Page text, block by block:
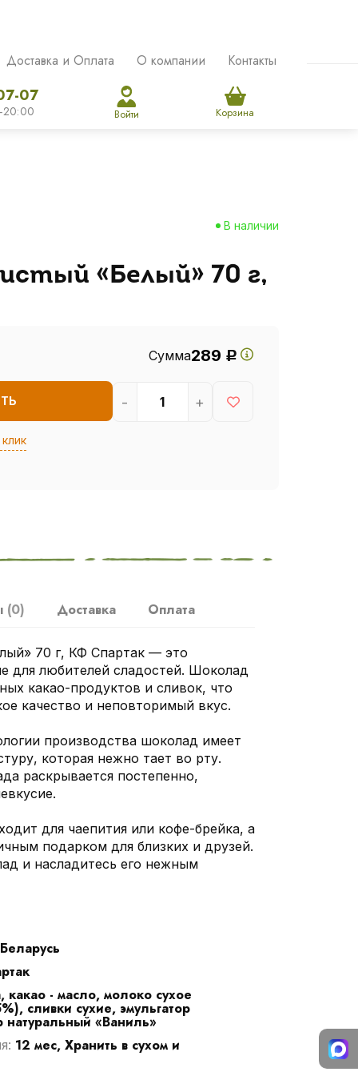
Доставка и Оплата О компании Контакты
07
20:00 Войти Корзина
В наличии
«Белый» 70 г,
Сумма289 Р
- +
(0) Доставка Оплата
70 г, КФ Спартак — это
для любителей сладостей. Шоколад
какао-продуктов и сливок, что
качество и неповторимый вкус.
производства шоколад имеет
которая нежно тает во рту.
раскрывается постепенно,
для чаепития или кофе-брейка, а
подарком для близких и друзей.
и насладитесь его нежным
Беларусь
какао - масло, молоко сухое
сливки сухие, эмульгатор
натуральный «Ваниль»
12 мес, Хранить в сухом и